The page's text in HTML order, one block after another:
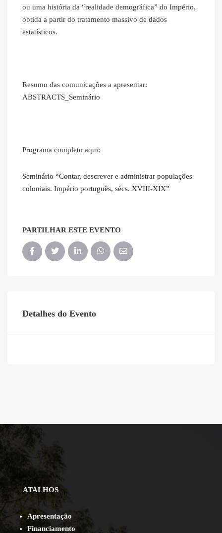
ou uma história da “realidade demográfica” do Império,
obtida a partir do tratamento massivo de dados
estatísticos.
Resumo das comunicações a apresentar:
ABSTRACTS_Seminário
Programa completo aqui:
Seminário “Contar, descrever e administrar populações
coloniais. Império português, sécs. XVIII-XIX”
PARTILHAR ESTE EVENTO
Detalhes do Evento
ATALHOS
Apresentação
Financiamento